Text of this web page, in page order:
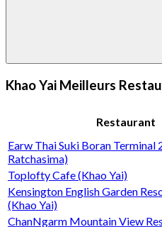
Khao Yai Meilleurs
Restaurant
Earw Thai Suki Boran Terminal
Ratchasima)
Toplofty Cafe (Khao Yai)
Kensington English Garden
(Khao Yai)
ChanNgarm Mountain View